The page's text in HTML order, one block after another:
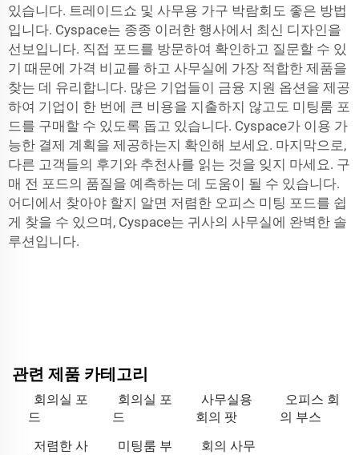
있습니다. 트레이드쇼 및 사무용 가구 박람회도 좋은 방법
입니다. Cyspace는 종종 이러한 행사에서 최신 디자인을
선보입니다. 직접 포드를 방문하여 확인하고 질문할 수 있
기 때문에 가격 비교를 하고 사무실에 가장 적합한 제품을
찾는 데 유리합니다. 많은 기업들이 금융 지원 옵션을 제공
하여 기업이 한 번에 큰 비용을 지출하지 않고도 미팅룸 포
드를 구매할 수 있도록 돕고 있습니다. Cyspace가 이용 가
능한 결제 계획을 제공하는지 확인해 보세요. 마지막으로,
다른 고객들의 후기와 추천사를 읽는 것을 잊지 마세요. 구
매 전 포드의 품질을 예측하는 데 도움이 될 수 있습니다.
어디에서 찾아야 할지 알면 저렴한 오피스 미팅 포드를 쉽
게 찾을 수 있으며, Cyspace는 귀사의 사무실에 완벽한 솔
루션입니다.
관련 제품 카테고리
회의실 포
드
회의실 포
드
사무실용
회의 팟
오피스 회
의 부스
저렴한 사
미팅룸 부
회의 사무